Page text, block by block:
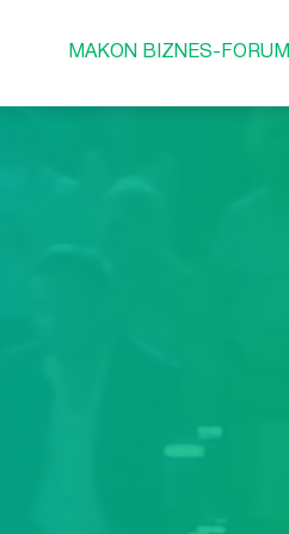
MAKON BIZNES-FORUM